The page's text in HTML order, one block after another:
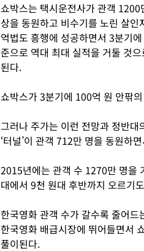
쇼박스는 택시운전사가 관객 1200
상을 동원하고 비수기를 노린 살인
억법도 흥행에 성공하면서 3분기
준으로 역대 최대 실적을 거둘 것
된다.
쇼박스가 3분기에 100억 원 안팎
그러나 주가는 이런 전망과 정반
‘터널’이 관객 712만 명을 동원하
2015년에는 관객 수 1270만 명을
대에서 9천 원대 후반까지 오르기
한국영화 관객 수가 갈수록 줄어
한국영화 배급시장에 뛰어들면서
풀이된다.